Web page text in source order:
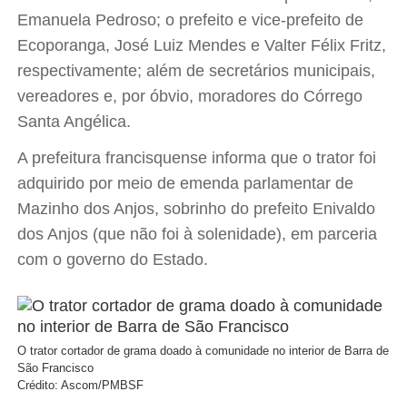
Emanuela Pedroso; o prefeito e vice-prefeito de
Ecoporanga, José Luiz Mendes e Valter Félix Fritz,
respectivamente; além de secretários municipais,
vereadores e, por óbvio, moradores do Córrego
Santa Angélica.
A prefeitura francisquense informa que o trator foi
adquirido por meio de emenda parlamentar de
Mazinho dos Anjos, sobrinho do prefeito Enivaldo
dos Anjos (que não foi à solenidade), em parceria
com o governo do Estado.
O trator cortador de grama doado à comunidade no interior de Barra de
São Francisco
Crédito: Ascom/PMBSF